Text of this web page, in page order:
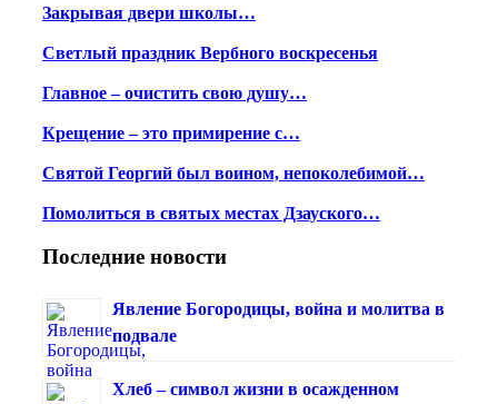
Закрывая двери школы…
Светлый праздник Вербного воскресенья
Главное – очистить свою душу…
Крещение – это примирение с…
Святой Георгий был воином, непоколебимой…
Помолиться в святых местах Дзауского…
Последние новости
Явление Богородицы, война и молитва в
подвале
Хлеб – символ жизни в осажденном